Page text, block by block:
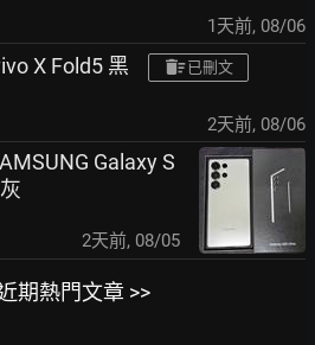
1天前, 08/06
X Fold5 黑 已刪文
2天前, 08/06
Galaxy S
2天前, 08/05
期熱門文章 >>